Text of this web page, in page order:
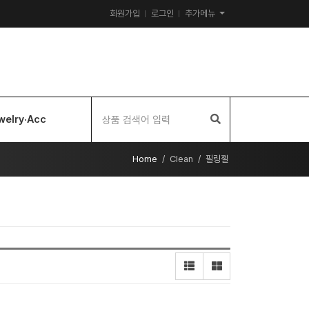
회원가입 로그인 추가메뉴
Home Clean 필링젤